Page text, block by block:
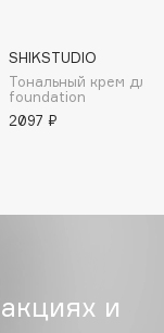
SHIKSTUDIO
Тональный крем
foundation
2097 ₽
и